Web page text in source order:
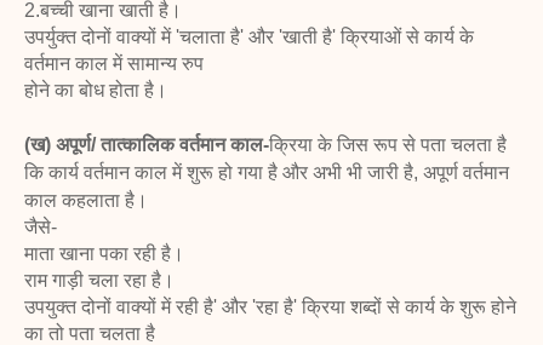
2.बच्ची खाना खाती है।
उपर्युक्त दोनों वाक्यों में 'चलाता है' और 'खाती है' क्रियाओं से कार्य के
वर्तमान काल में सामान्य रुप
होने का बोध होता है।
(ख) अपूर्ण/ तात्कालिक वर्तमान काल-क्रिया के जिस रूप से पता चलता है
कि कार्य वर्तमान काल में शुरू हो गया है और अभी भी जारी है, अपूर्ण वर्तमान
काल कहलाता है।
जैसे-
माता खाना पका रही है।
राम गाड़ी चला रहा है।
उपयुक्त दोनों वाक्यों में रही है' और 'रहा है' क्रिया शब्दों से कार्य के शुरू होने
का तो पता चलता है